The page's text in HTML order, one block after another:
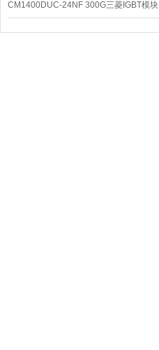
CM1400DUC-24NF 300G三菱IGBT模块